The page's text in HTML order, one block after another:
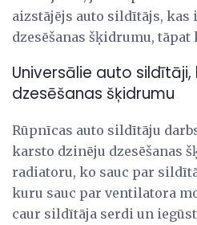
aizstājējs auto sildītājs, kas
dzesēšanas šķidrumu,
Universālie auto
dzesēšanas šķidrumu
Rūpnīcas auto sildītāju
karsto dzinēju dzesēšanas
radiatoru, ko sauc par
kuru sauc par ventilatora
caur sildītāja serdi un